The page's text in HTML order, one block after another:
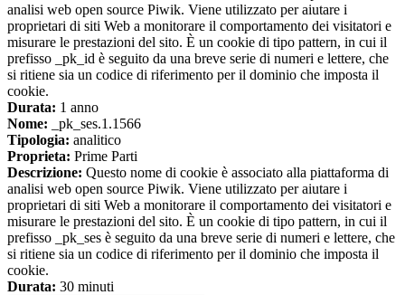
analisi web open source Piwik. Viene utilizzato per aiutare i
proprietari di siti Web a monitorare il comportamento dei visitatori e
misurare le prestazioni del sito. È un cookie di tipo pattern, in cui il
prefisso _pk_id è seguito da una breve serie di numeri e lettere, che
si ritiene sia un codice di riferimento per il dominio che imposta il
cookie.
Durata: 1 anno
Nome: _pk_ses.1.1566
Tipologia: analitico
Proprieta: Prime Parti
Descrizione: Questo nome di cookie è associato alla piattaforma di
analisi web open source Piwik. Viene utilizzato per aiutare i
proprietari di siti Web a monitorare il comportamento dei visitatori e
misurare le prestazioni del sito. È un cookie di tipo pattern, in cui il
prefisso _pk_ses è seguito da una breve serie di numeri e lettere, che
si ritiene sia un codice di riferimento per il dominio che imposta il
cookie.
Durata: 30 minuti